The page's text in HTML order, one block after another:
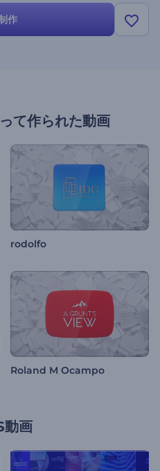
作
て作られた動画
rodolfo
Roland M Ocampo
動画